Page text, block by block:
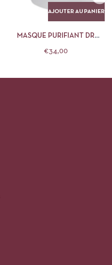
AJOUTER AU PANIER
MASQUE PURIFIANT DR
€34,00